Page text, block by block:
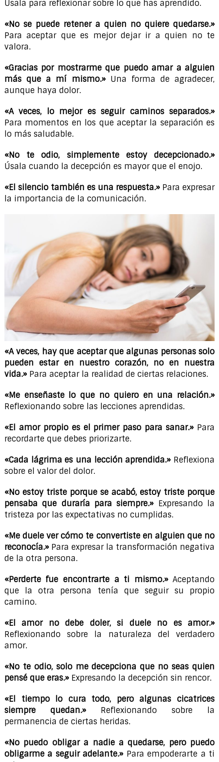
Úsala para reflexionar sobre lo que has aprendido.
«No se puede retener a quien no quiere quedarse.»
Para aceptar que es mejor dejar ir a quien no te
valora.
«Gracias por mostrarme que puedo amar a alguien
más que a mí mismo.»Una forma de agradecer,
aunque haya dolor.
«A veces, lo mejor es seguir caminos separados.»
Para momentos en los que aceptar la separación es
lo más saludable.
«No te odio, simplemente estoy decepcionado.»
Úsala cuando la decepción es mayor que el enojo.
«El silencio también es una respuesta.»Para expresar
la importancia de la comunicación.
«A veces, hay que aceptar que algunas personas solo
pueden estar en nuestro corazón, no en nuestra
vida.»Para aceptar la realidad de ciertas relaciones.
«Me enseñaste lo que no quiero en una relación.»
Reflexionando sobre las lecciones aprendidas.
«El amor propio es el primer paso para sanar.»Para
recordarte que debes priorizarte.
«Cada lágrima es una lección aprendida.»Reflexiona
sobre el valor del dolor.
«No estoy triste porque se acabó, estoy triste porque
pensaba que duraría para siempre.»Expresando la
tristeza por las expectativas no cumplidas.
«Me duele ver cómo te convertiste en alguien que no
reconocía.»Para expresar la transformación negativa
de la otra persona.
«Perderte fue encontrarte a ti mismo.»Aceptando
que la otra persona tenía que seguir su propio
camino.
«El amor no debe doler, si duele no es amor.»
Reflexionando sobre la naturaleza del verdadero
amor.
«No te odio, solo me decepciona que no seas quien
pensé que eras.»Expresando la decepción sin rencor.
«El tiempo lo cura todo, pero algunas cicatrices
siempre quedan.»Reflexionando sobre la
permanencia de ciertas heridas.
«No puedo obligar a nadie a quedarse, pero puedo
obligarme a seguir adelante.»Para empoderarte a ti